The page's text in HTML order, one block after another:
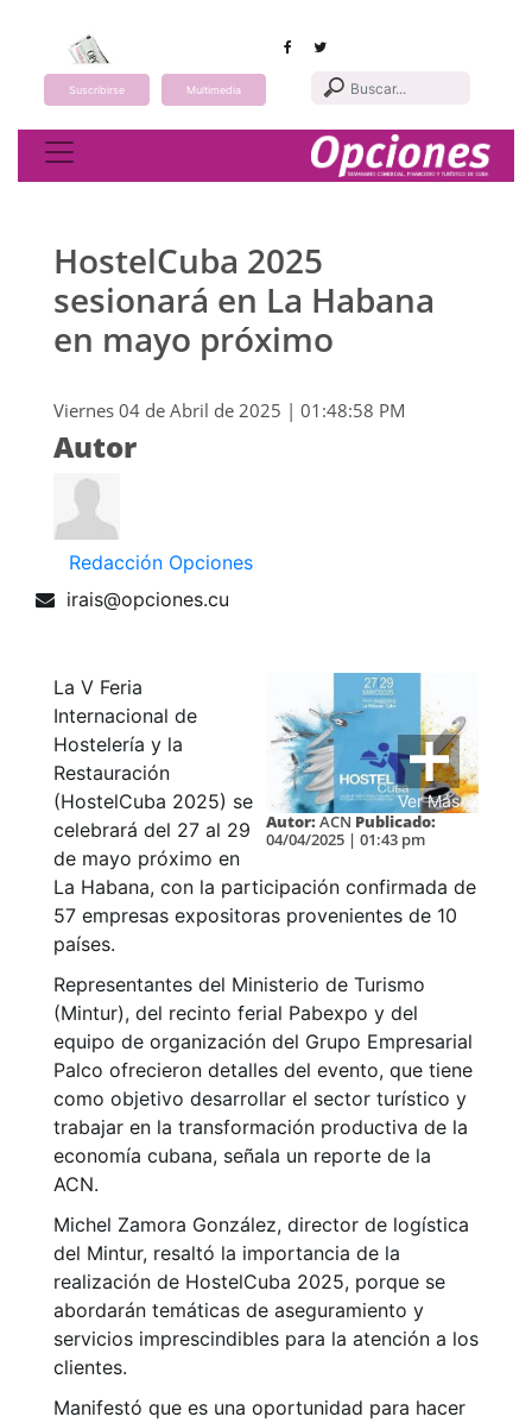
Suscribirse Multimedia
Toggle navigation
HostelCuba 2025
sesionará en La Habana
en mayo próximo
Viernes 04 de Abril de 2025 | 01:48:58 PM
Autor
Redacción Opciones
irais@opciones.cu
Ver Más
Autor: ACN Publicado:
04/04/2025 | 01:43 pm
La V Feria
Internacional de
Hostelería y la
Restauración
(HostelCuba 2025) se
celebrará del 27 al 29
de mayo próximo en
La Habana, con la participación confirmada de
57 empresas expositoras provenientes de 10
países.
Representantes del Ministerio de Turismo
(Mintur), del recinto ferial Pabexpo y del
equipo de organización del Grupo Empresarial
Palco ofrecieron detalles del evento, que tiene
como objetivo desarrollar el sector turístico y
trabajar en la transformación productiva de la
economía cubana, señala un reporte de la
ACN.
Michel Zamora González, director de logística
del Mintur, resaltó la importancia de la
realización de HostelCuba 2025, porque se
abordarán temáticas de aseguramiento y
servicios imprescindibles para la atención a los
clientes.
Manifestó que es una oportunidad para hacer